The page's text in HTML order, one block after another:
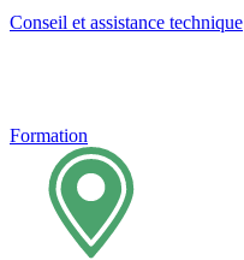
Conseil et assistance technique
Formation